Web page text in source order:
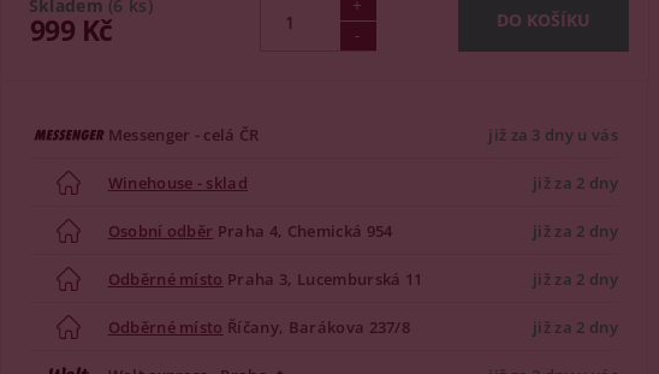
Skladem (6 ks)
999 Kč
Messenger - celá ČR již za 3 dny u vás
Winehouse - sklad již za 2 dny
Osobní odběr Praha 4, Chemická 954 již za 2 dny
Odběrné místo Praha 3, Lucemburská 11 již za 2 dny
Odběrné místo Říčany, Barákova 237/8 již za 2 dny